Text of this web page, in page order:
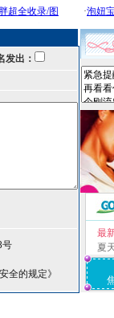
发出：
号
全的规定》
最
夏